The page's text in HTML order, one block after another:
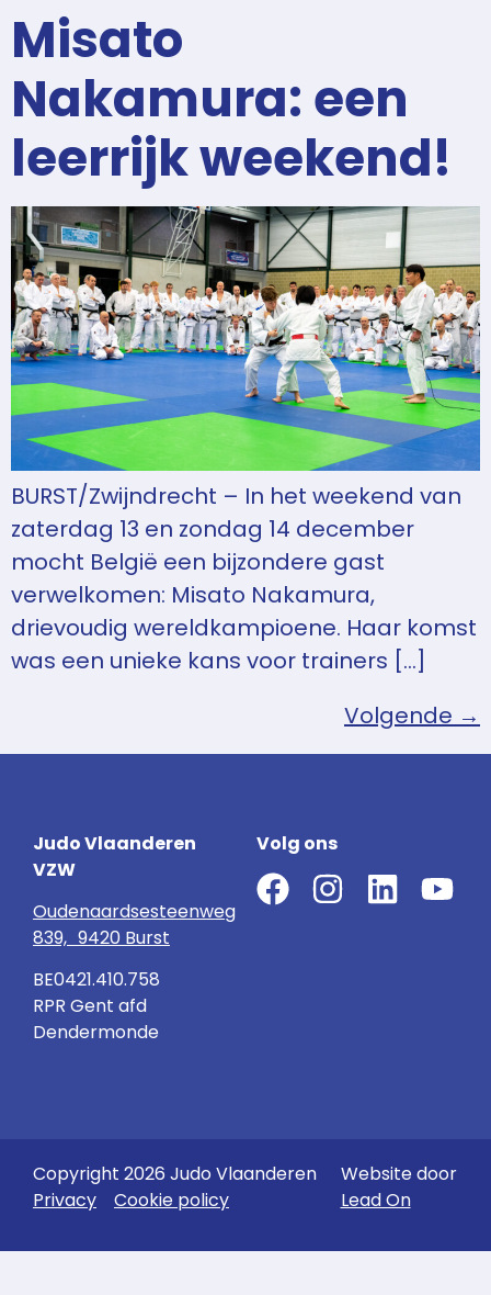
Misato
Nakamura: een
leerrijk weekend!
BURST/Zwijndrecht – In het weekend van
zaterdag 13 en zondag 14 december
mocht België een bijzondere gast
verwelkomen: Misato Nakamura,
drievoudig wereldkampioene. Haar komst
was een unieke kans voor trainers […]
Volgende →
Judo Vlaanderen
VZW
Oudenaardsesteenweg
839, 9420 Burst
BE0421.410.758
RPR Gent afd
Dendermonde
Volg ons
Copyright 2026 Judo Vlaanderen
Privacy
Cookie policy
Website door
Lead On